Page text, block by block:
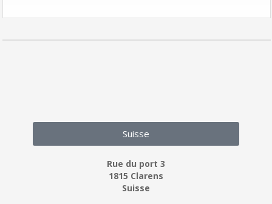
Suisse
Rue du port 3
1815 Clarens
Suisse